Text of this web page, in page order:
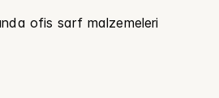
ofis sarf malzemeleri